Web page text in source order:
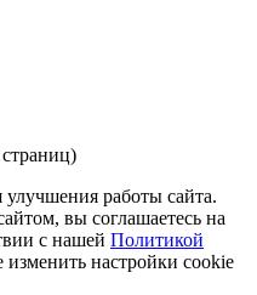
работы сайта.
вы соглашаетесь на
с нашей Политикой
настройки cookie